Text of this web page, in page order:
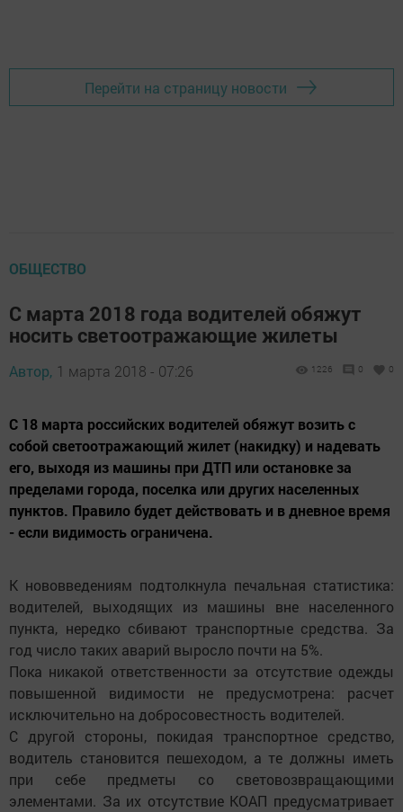
Перейти на страницу новости
ОБЩЕСТВО
С марта 2018 года водителей обяжут
носить светоотражающие жилеты
Автор, 1 марта 2018 - 07:26 1226 0 0
С 18 марта российских водителей обяжут возить с
собой светоотражающий жилет (накидку) и надевать
его, выходя из машины при ДТП или остановке за
пределами города, поселка или других населенных
пунктов. Правило будет действовать и в дневное время
- если видимость ограничена.
К нововведениям подтолкнула печальная статистика:
водителей, выходящих из машины вне населенного
пункта, нередко сбивают транспортные средства. За
год число таких аварий выросло почти на 5%.
Пока никакой ответственности за отсутствие одежды
повышенной видимости не предусмотрена: расчет
исключительно на добросовестность водителей.
С другой стороны, покидая транспортное средство,
водитель становится пешеходом, а те должны иметь
при себе предметы со световозвращающими
элементами. За их отсутствие КОАП предусматривает